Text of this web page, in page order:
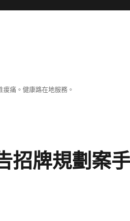
痛。健康路在地服務。
招牌規劃案